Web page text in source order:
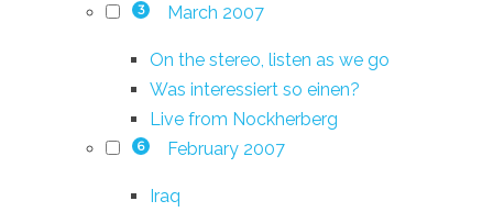
3 March 2007
On the stereo, listen as we go
Was interessiert so einen?
Live from Nockherberg
6 February 2007
Iraq